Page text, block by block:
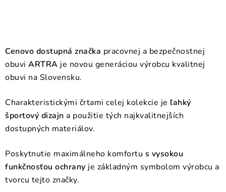
Cenovo dostupná značka pracovnej a bezpečnostnej
obuvi ARTRA je novou generáciou výrobcu kvalitnej
obuvi na Slovensku.
Charakteristickými črtami celej kolekcie je ľahký
športový dizajn a použitie tých najkvalitnejších
dostupných materiálov.
Poskytnutie maximálneho komfortu s vysokou
funkčnosťou ochrany je základným symbolom výrobcu a
tvorcu tejto značky.